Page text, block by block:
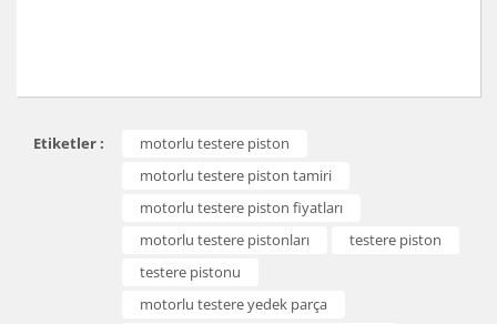
diğer konularda yetersiz gördüğünüz noktaları öneri
formunu kullanarak tarafımıza iletebilirsiniz.
Görüş ve önerileriniz için teşekkür ederiz.
Ürün resmi kalitesiz, bozuk veya görüntülenemiyor.
Ürün açıklamasında eksik bilgiler bulunuyor.
Ürün bilgilerinde hatalar bulunuyor.
Etiketler :
motorlu testere piston
motorlu testere piston tamiri
motorlu testere piston fiyatları
motorlu testere pistonları
testere piston
testere pistonu
motorlu testere yedek parça